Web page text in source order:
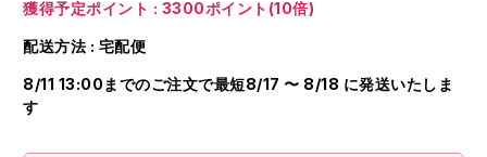
獲得予定ポイント : 3300ポイント(10倍)
配送方法 : 宅配便
8/11 13:00までのご注文で最短8/17 〜 8/18 に発送いたしま
す